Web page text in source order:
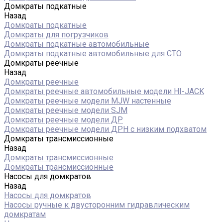
Домкраты подкатные
Назад
Домкраты подкатные
Домкраты для погрузчиков
Домкраты подкатные автомобильные
Домкраты подкатные автомобильные для СТО
Домкраты реечные
Назад
Домкраты реечные
Домкраты реечные автомобильные модели HI-JACK
Домкраты реечные модели MJW настенные
Домкраты реечные модели SJM
Домкраты реечные модели ДР
Домкраты реечные модели ДРН с низким подхватом
Домкраты трансмиссионные
Назад
Домкраты трансмиссионные
Домкраты трансмиссионные
Насосы для домкратов
Назад
Насосы для домкратов
Насосы ручные к двусторонним гидравлическим
домкратам